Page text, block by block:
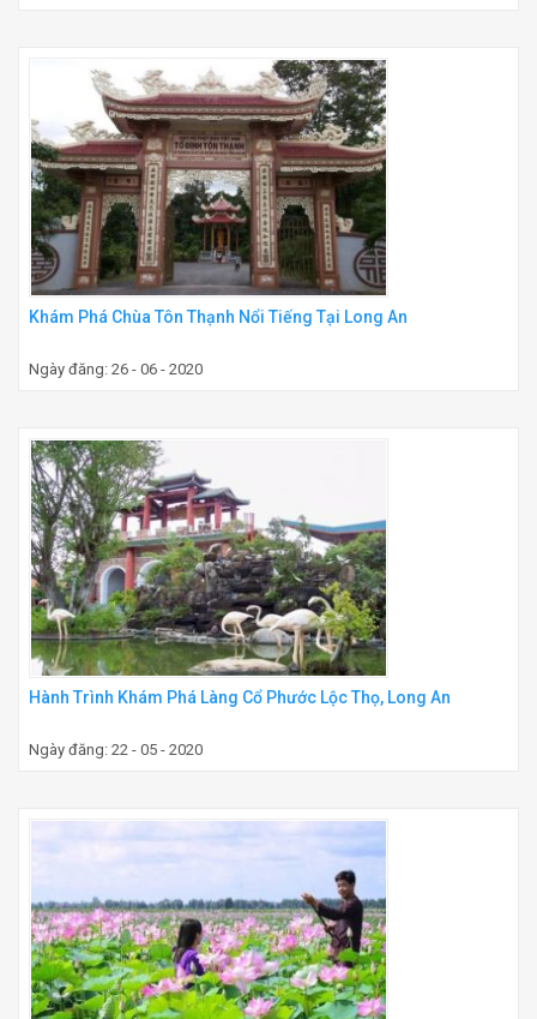
Khám Phá Chùa Tôn Thạnh Nổi Tiếng Tại Long An
Ngày đăng: 26 - 06 - 2020
Hành Trình Khám Phá Làng Cổ Phước Lộc Thọ, Long An
Ngày đăng: 22 - 05 - 2020